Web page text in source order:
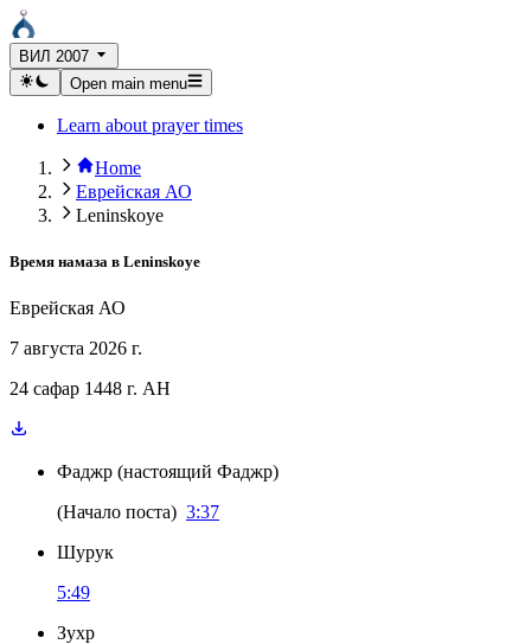
ВИЛ 2007
Open main menu
Learn about prayer times
Home
Еврейская АО
Leninskoye
Время намаза в Leninskoye
Еврейская АО
7 августа 2026 г.
24 сафар 1448 г. AH
Фаджр (настоящий Фаджр)
(Начало поста) 3:37
Шурук
5:49
Зухр